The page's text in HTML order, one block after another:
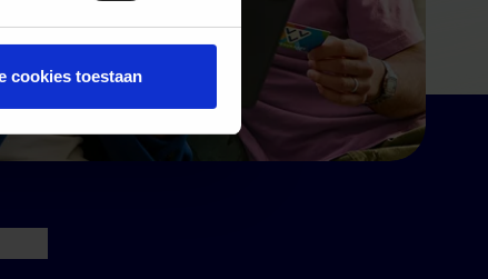
cookies toestaan